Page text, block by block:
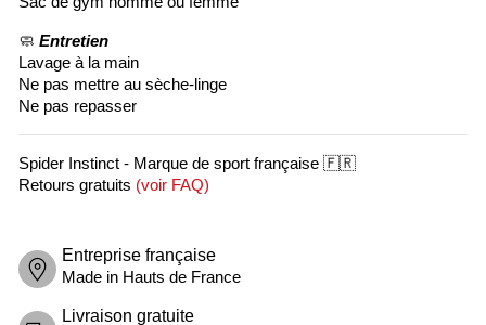
🧼 Entretien
Lavage à la main
Ne pas mettre au sèche-linge
Ne pas repasser
Spider Instinct - Marque de sport française 🇫🇷
Retours gratuits (voir FAQ)
Entreprise française
Made in Hauts de France
Livraison gratuite